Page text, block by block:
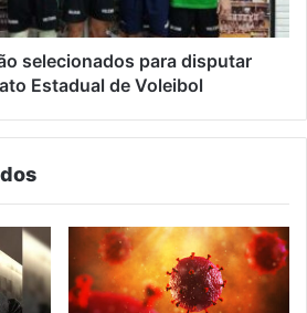
selecionados para disputar
Estadual de Voleibol